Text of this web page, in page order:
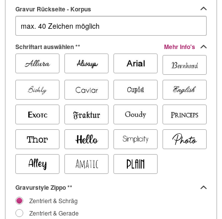
Gravur Rückseite - Korpus
Schriftart auswählen ** Mehr Info's
Gravurstyle Zippo **
Zentriert & Schräg
Zentriert & Gerade